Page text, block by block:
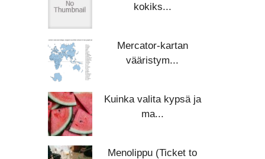
kokiks...
Mercator-kartan
vääristym...
Kuinka valita kypsä ja
ma...
Menolippu (Ticket to